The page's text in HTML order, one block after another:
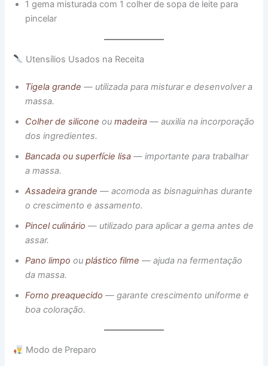
1 gema misturada com 1 colher de sopa de leite para
pincelar
Utensílios Usados na Receita
Tigela grande — utilizada para misturar e desenvolver a
massa.
Colher de silicone oumadeira— auxilia na incorporação
dos ingredientes.
Bancada ou superfície lisa — importante para trabalhar
a massa.
Assadeira grande— acomoda as bisnaguinhas durante
o crescimento e assamento.
Pincel culinário — utilizado para aplicar a gema antes de
assar.
Pano limpoouplástico filme — ajuda na fermentação
da massa.
Forno preaquecido — garante crescimento uniforme e
boa coloração.
Modo de Preparo